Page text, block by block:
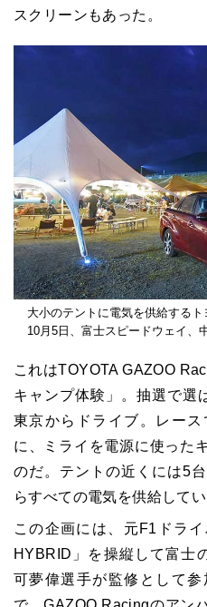
スクリーンもあった。
大小のテントに電気を供給する
10月5日、富士スピードウェイ、
これはTOYOTA GAZOO
キャンプ体験」。抽選で選
東京からドライブ。レー
に、ミライを電源に使った
のだ。テントの近くには5
らすべての電気を供給してい
この企画には、元F1ドラ
HYBRID」を操縦して富士
可夢偉選手が監修として